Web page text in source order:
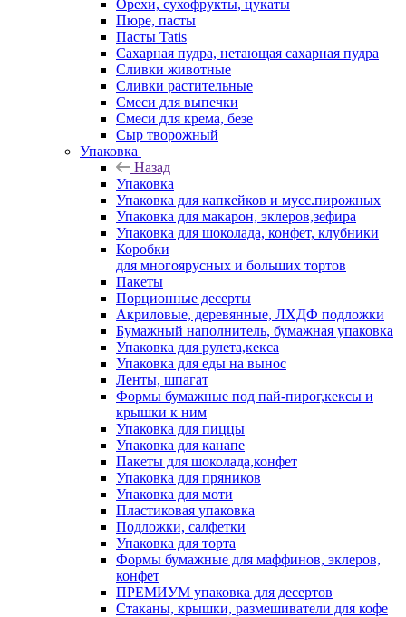
Орехи, сухофрукты, цукаты
Пюре, пасты
Пасты Tatis
Сахарная пудра, нетающая сахарная пудра
Сливки животные
Сливки растительные
Смеси для выпечки
Смеси для крема, безе
Сыр творожный
Упаковка
Назад
Упаковка
Упаковка для капкейков и мусс.пирожных
Упаковка для макарон, эклеров,зефира
Упаковка для шоколада, конфет, клубники
Коробки
для многоярусных и больших тортов
Пакеты
Порционные десерты
Акриловые, деревянные, ЛХДФ подложки
Бумажный наполнитель, бумажная упаковка
Упаковка для рулета,кекса
Упаковка для еды на вынос
Ленты, шпагат
Формы бумажные под пай-пирог,кексы и
крышки к ним
Упаковка для пиццы
Упаковка для канапе
Пакеты для шоколада,конфет
Упаковка для пряников
Упаковка для моти
Пластиковая упаковка
Подложки, салфетки
Упаковка для торта
Формы бумажные для маффинов, эклеров,
конфет
ПРЕМИУМ упаковка для десертов
Стаканы, крышки, размешиватели для кофе